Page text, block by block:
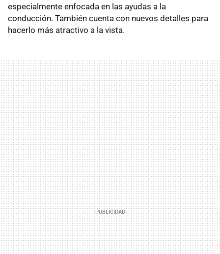
especialmente enfocada en las ayudas a la
conducción. También cuenta con nuevos detalles para
hacerlo más atractivo a la vista.